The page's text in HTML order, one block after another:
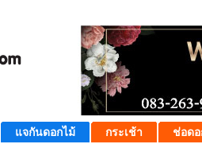
แจกันดอกไม้ กระเช้า ช่อดอ